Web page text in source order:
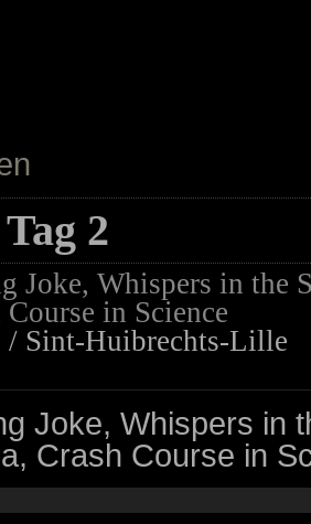
2
Joke, Whispers in the
in Science
/ Sint-Huibrechts-Lille
Joke, Whispers in
Crash Course in